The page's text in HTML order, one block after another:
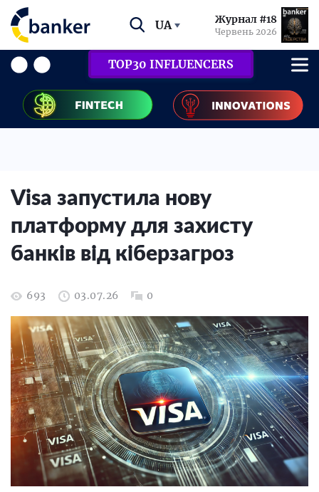
UA Журнал #18
Червень 2026
TOP30 INFLUENCERS
Visa запустила нову
платформу для захисту
банків від кіберзагроз
693 03.07.26 0